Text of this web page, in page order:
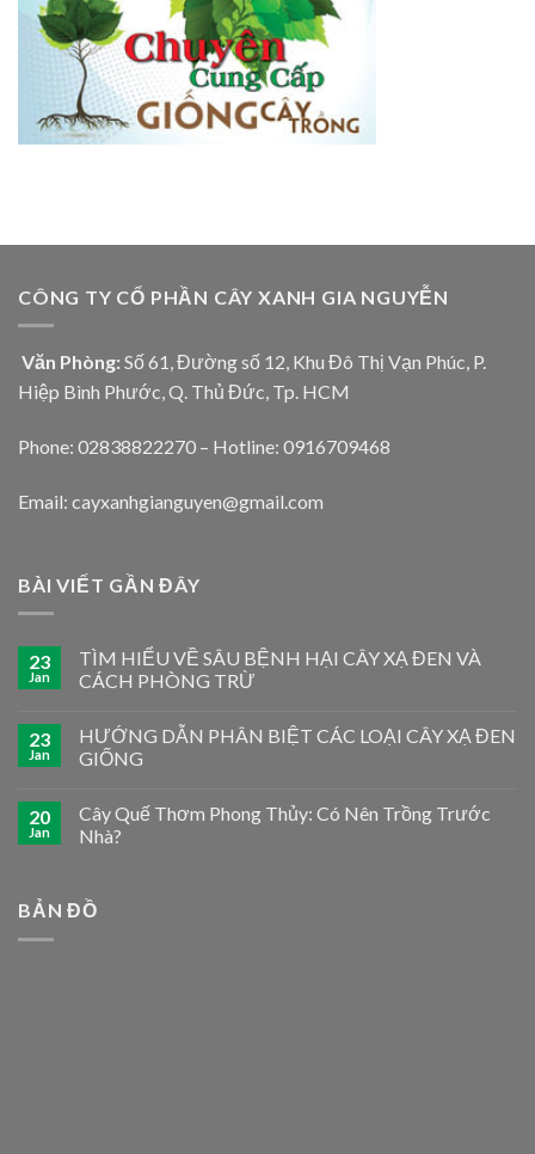
CÔNG TY CỔ PHẦN CÂY XANH GIA NGUYỄN
Văn Phòng: Số 61, Đường số 12, Khu Đô Thị Vạn Phúc, P.
Hiệp Bình Phước, Q. Thủ Đức, Tp. HCM
Phone: 02838822270 – Hotline: 0916709468
Email: cayxanhgianguyen@gmail.com
BÀI VIẾT GẦN ĐÂY
23
Jan
TÌM HIỂU VỀ SÂU BỆNH HẠI CÂY XẠ ĐEN VÀ
CÁCH PHÒNG TRỪ
23
Jan
HƯỚNG DẪN PHÂN BIỆT CÁC LOẠI CÂY XẠ ĐEN
GIỐNG
20
Jan
Cây Quế Thơm Phong Thủy: Có Nên Trồng Trước
Nhà?
BẢN ĐỒ